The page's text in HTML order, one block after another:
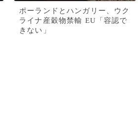
ポーランドとハンガリー、ウク
ライナ産穀物禁輸 EU「容認で
きない」